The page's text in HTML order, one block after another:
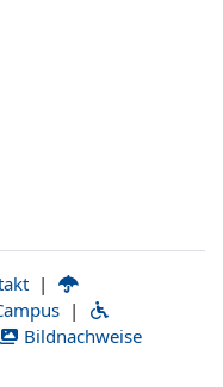
|
|
Bildnachweise